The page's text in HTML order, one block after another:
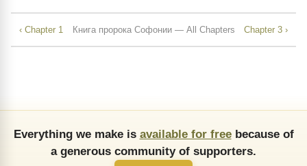
‹ Chapter 1 Книга пророка Софонии — All Chapters Chapter 3 ›
Everything we make is available for freebecause of
a generous community of supporters.